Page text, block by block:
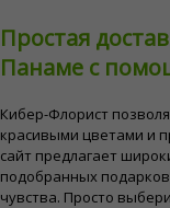
Простая
Панаме с
Кибер-Флорист
красивыми цветами и
сайт предлагает
подобранных
чувства. Просто